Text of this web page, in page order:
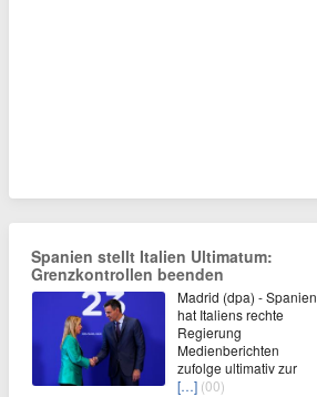
Spanien stellt Italien Ultimatum:
Grenzkontrollen beenden
Madrid (dpa) - Spanien
hat Italiens rechte
Regierung
Medienberichten
zufolge ultimativ zur
[…] (00)